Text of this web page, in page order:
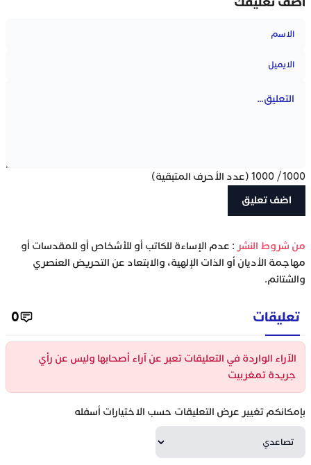
1000
/
1000 (عدد الأحرف المتبقية)
‫من شروط النشر : عدم الإساءة للكاتب أو للأشخاص أو للمقدسات أو
مهاجمة الأديان أو الذات الإلهية، والابتعاد عن التحريض العنصري
والشتائم.
تعليقات 0
الآراء الواردة في التعليقات تعبر عن آراء أصحابها وليس عن رأي
جريدة تمغربيت
بإمكانكم تغيير عرض التعليقات حسب الاختيارات أسفله